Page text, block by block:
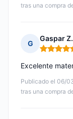
tras una compra
G
Gaspar Z.
Nota: 5
Publicado el 06/
tras una compra
Excelente